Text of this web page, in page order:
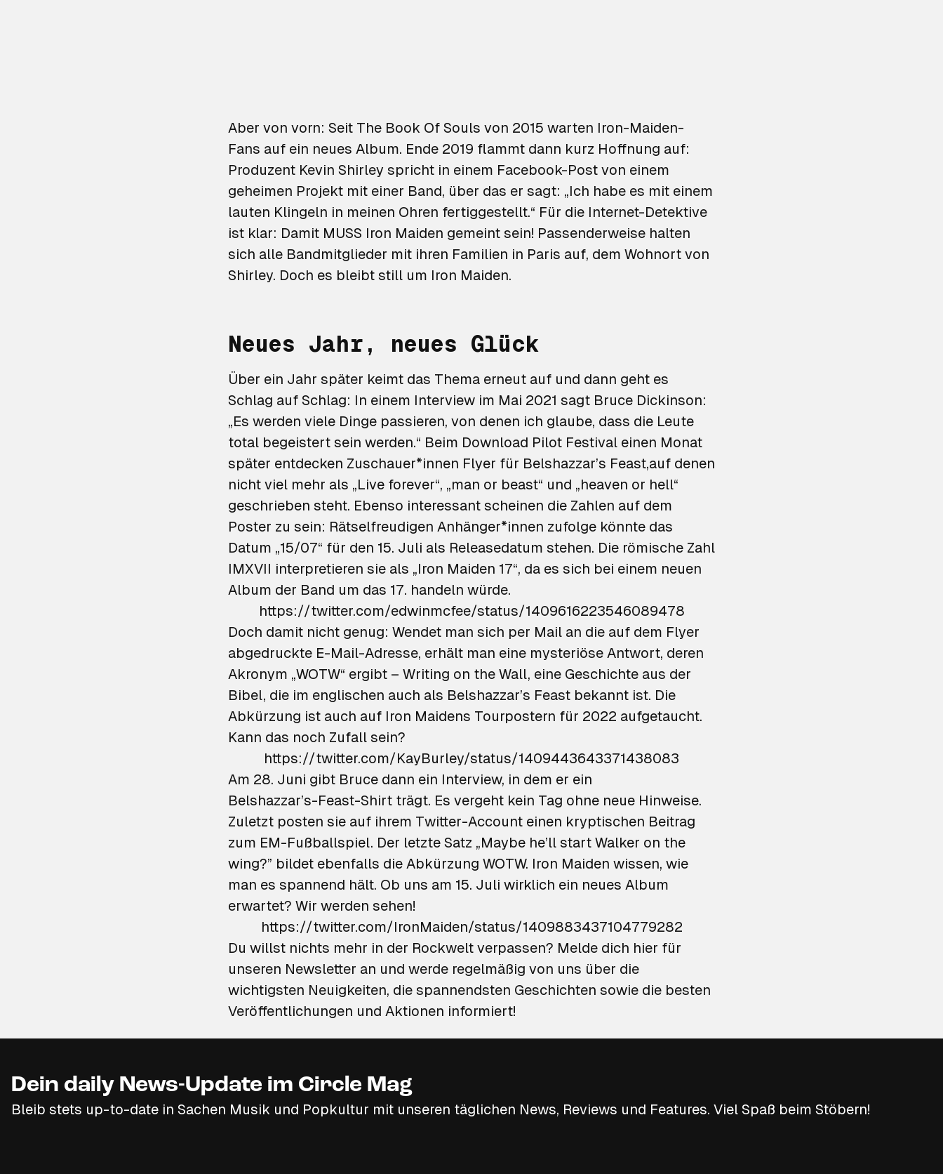
Aber von vorn: Seit The Book Of Souls von 2015 warten Iron-Maiden-
Fans auf ein neues Album. Ende 2019 flammt dann kurz Hoffnung auf:
Produzent Kevin Shirley spricht in einem Facebook-Post von einem
geheimen Projekt mit einer Band, über das er sagt: „Ich habe es mit einem
lauten Klingeln in meinen Ohren fertiggestellt.“ Für die Internet-Detektive
ist klar: Damit MUSS Iron Maiden gemeint sein! Passenderweise halten
sich alle Bandmitglieder mit ihren Familien in Paris auf, dem Wohnort von
Shirley. Doch es bleibt still um Iron Maiden.
Neues Jahr, neues Glück
Über ein Jahr später keimt das Thema erneut auf und dann geht es
Schlag auf Schlag: In einem Interview im Mai 2021 sagt Bruce Dickinson:
„Es werden viele Dinge passieren, von denen ich glaube, dass die Leute
total begeistert sein werden.“ Beim Download Pilot Festival einen Monat
später entdecken Zuschauer*innen Flyer für Belshazzar’s Feast,auf denen
nicht viel mehr als „Live forever“, „man or beast“ und „heaven or hell“
geschrieben steht. Ebenso interessant scheinen die Zahlen auf dem
Poster zu sein: Rätselfreudigen Anhänger*innen zufolge könnte das
Datum „15/07“ für den 15. Juli als Releasedatum stehen. Die römische Zahl
IMXVII interpretieren sie als „Iron Maiden 17“, da es sich bei einem neuen
Album der Band um das 17. handeln würde.
https://twitter.com/edwinmcfee/status/1409616223546089478
Doch damit nicht genug: Wendet man sich per Mail an die auf dem Flyer
abgedruckte E-Mail-Adresse, erhält man eine mysteriöse Antwort, deren
Akronym „WOTW“ ergibt – Writing on the Wall, eine Geschichte aus der
Bibel, die im englischen auch als Belshazzar’s Feastbekannt ist. Die
Abkürzung ist auch auf Iron Maidens Tourpostern für 2022 aufgetaucht.
Kann das noch Zufall sein?
https://twitter.com/KayBurley/status/1409443643371438083
Am 28. Juni gibt Bruce dann ein Interview, in dem er ein
Belshazzar’s-Feast-Shirt trägt. Es vergeht kein Tag ohne neue Hinweise.
Zuletzt posten sie auf ihrem Twitter-Account einen kryptischen Beitrag
zum EM-Fußballspiel. Der letzte Satz „Maybe he’ll start Walker on the
wing?” bildet ebenfalls die Abkürzung WOTW. Iron Maiden wissen, wie
man es spannend hält. Ob uns am 15. Juli wirklich ein neues Album
erwartet? Wir werden sehen!
https://twitter.com/IronMaiden/status/1409883437104779282
Du willst nichts mehr in der Rockwelt verpassen? Melde dich hier für
unseren Newsletter an und werde regelmäßig von uns über die
wichtigsten Neuigkeiten, die spannendsten Geschichten sowie die besten
Veröffentlichungen und Aktionen informiert!
Dein daily News-Update im Circle Mag
Bleib stets up-to-date in Sachen Musik und Popkultur mit unseren täglichen News, Reviews und Features. Viel Spaß beim Stöbern!